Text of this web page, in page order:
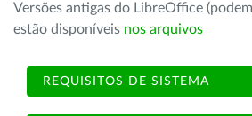
Versões antigas do LibreOffice
estão disponíveis nos arquivos
REQUISITOS DE SISTEMA